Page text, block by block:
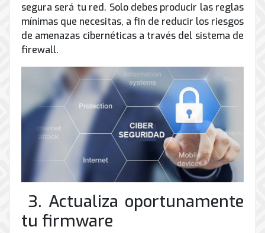
segura será tu red. Solo debes producir las reglas
mínimas que necesitas, a fin de reducir los riesgos
de amenazas cibernéticas a través del sistema de
firewall.
3. Actualiza oportunamente
tu firmware